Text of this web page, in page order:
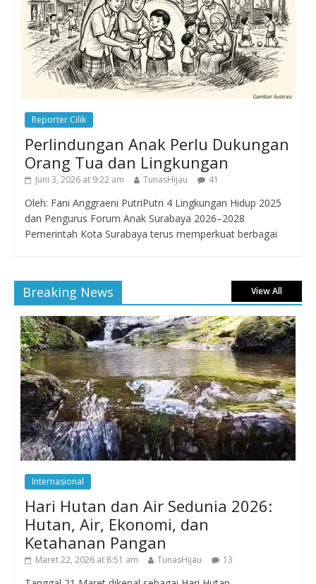
Reporter Cilik
Perlindungan Anak Perlu Dukungan
Orang Tua dan Lingkungan
Juni 3, 2026 at 9:22 am TunasHijau 41
Oleh: Fani Anggraeni PutriPutri 4 Lingkungan Hidup 2025
dan Pengurus Forum Anak Surabaya 2026–2028
Pemerintah Kota Surabaya terus memperkuat berbagai
Breaking News View All
Internasional
Hari Hutan dan Air Sedunia 2026:
Hutan, Air, Ekonomi, dan
Ketahanan Pangan
Maret 22, 2026 at 8:51 am TunasHijau 13